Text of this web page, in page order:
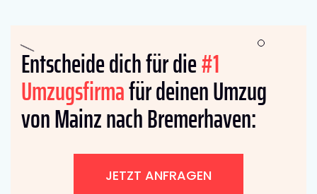
Entscheide dich für die#1
Umzugsfirmafür deinen Umzug
von Mainz nach Bremer­haven:
JETZT ANFRAGEN